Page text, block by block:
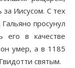
Иисусом. С тех
просунул
его в качестве
умер, а в 1185
святым.